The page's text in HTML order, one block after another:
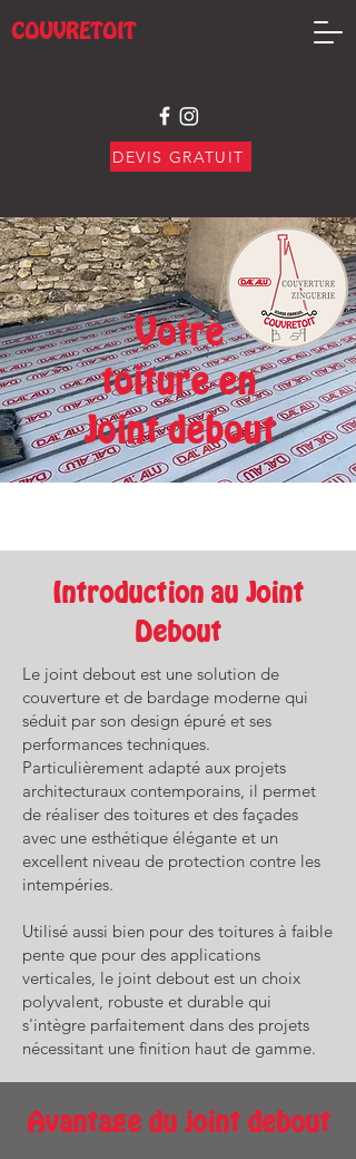
COUVRETOIT
DEVIS GRATUIT
Votre
toiture en
Joint debout
Introduction au Joint
Debout
Le joint debout est une solution de
couverture et de bardage moderne qui
séduit par son design épuré et ses
performances techniques.
Particulièrement adapté aux projets
architecturaux contemporains, il permet
de réaliser des toitures et des façades
avec une esthétique élégante et un
excellent niveau de protection contre les
intempéries.
Utilisé aussi bien pour des toitures à faible
pente que pour des applications
verticales, le joint debout est un choix
polyvalent, robuste et durable qui
s'intègre parfaitement dans des projets
nécessitant une finition haut de gamme.
Avantage du joint debout